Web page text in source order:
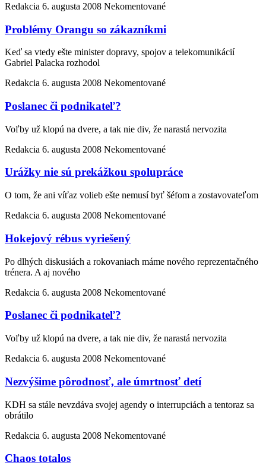
Redakcia 6. augusta 2008 Nekomentované
Problémy Orangu so zákazníkmi
Keď sa vtedy ešte minister dopravy, spojov a telekomunikácií
Gabriel Palacka rozhodol
Redakcia 6. augusta 2008 Nekomentované
Poslanec či podnikateľ?
Voľby už klopú na dvere, a tak nie div, že narastá nervozita
Redakcia 6. augusta 2008 Nekomentované
Urážky nie sú prekážkou spolupráce
O tom, že ani víťaz volieb ešte nemusí byť šéfom a zostavovateľom
Redakcia 6. augusta 2008 Nekomentované
Hokejový rébus vyriešený
Po dlhých diskusiách a rokovaniach máme nového reprezentačného
trénera. A aj nového
Redakcia 6. augusta 2008 Nekomentované
Poslanec či podnikateľ?
Voľby už klopú na dvere, a tak nie div, že narastá nervozita
Redakcia 6. augusta 2008 Nekomentované
Nezvýšime pôrodnosť, ale úmrtnosť detí
KDH sa stále nevzdáva svojej agendy o interrupciách a tentoraz sa
obrátilo
Redakcia 6. augusta 2008 Nekomentované
Chaos totalos